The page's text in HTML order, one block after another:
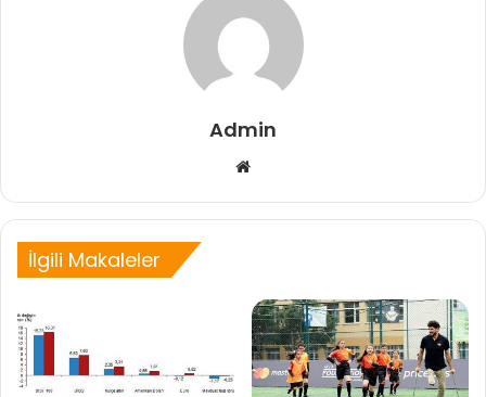
Admin
Web
İlgili Makaleler